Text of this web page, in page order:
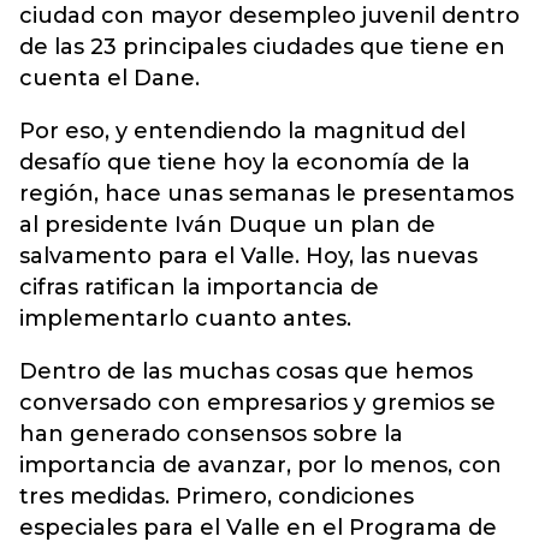
ciudad con mayor desempleo juvenil dentro
de las 23 principales ciudades que tiene en
cuenta el Dane.
Por eso, y entendiendo la magnitud del
desafío que tiene hoy la economía de la
región, hace unas semanas le presentamos
al presidente Iván Duque un plan de
salvamento para el Valle. Hoy, las nuevas
cifras ratifican la importancia de
implementarlo cuanto antes.
Dentro de las muchas cosas que hemos
conversado con empresarios y gremios se
han generado consensos sobre la
importancia de avanzar, por lo menos, con
tres medidas. Primero, condiciones
especiales para el Valle en el Programa de